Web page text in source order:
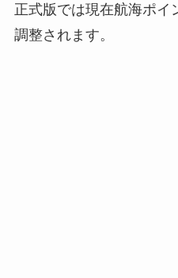
正式版では現在航海ポイ
調整されます。